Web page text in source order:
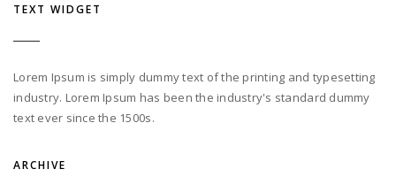
TEXT WIDGET
Lorem Ipsum is simply dummy text of the printing and typesetting
industry. Lorem Ipsum has been the industry's standard dummy
text ever since the 1500s.
ARCHIVE